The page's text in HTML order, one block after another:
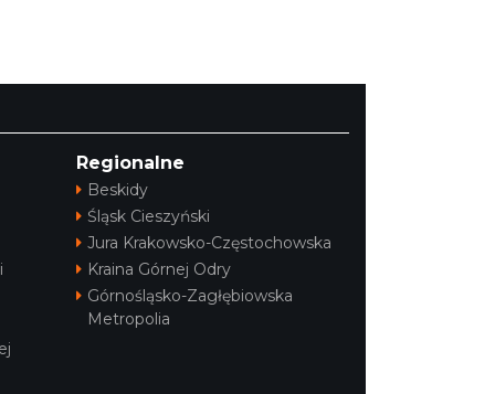
Regionalne
Beskidy
Śląsk Cieszyński
Jura Krakowsko-Częstochowska
Kraina Górnej Odry
Górnośląsko-Zagłębiowska
Metropolia